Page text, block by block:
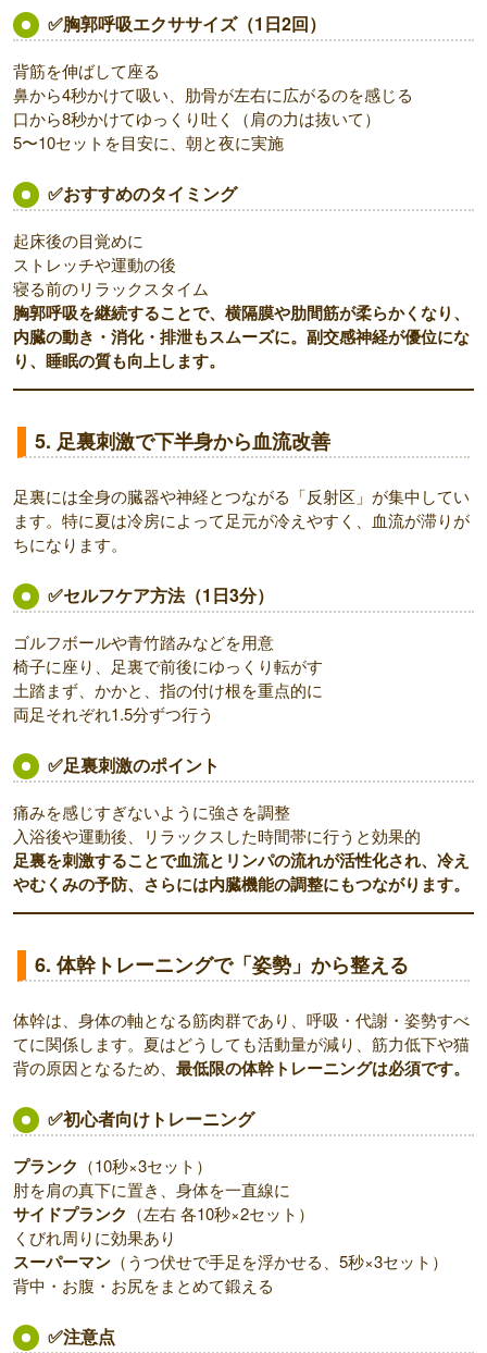
✅胸郭呼吸エクササイズ（1日2回）
背筋を伸ばして座る
鼻から4秒かけて吸い、肋骨が左右に広がるのを感じる
口から8秒かけてゆっくり吐く（肩の力は抜いて）
5〜10セットを目安に、朝と夜に実施
✅おすすめのタイミング
起床後の目覚めに
ストレッチや運動の後
寝る前のリラックスタイム
胸郭呼吸を継続することで、横隔膜や肋間筋が柔らかくなり、
内臓の動き・消化・排泄もスムーズに。副交感神経が優位にな
り、睡眠の質も向上します。
5. 足裏刺激で下半身から血流改善
足裏には全身の臓器や神経とつながる「反射区」が集中してい
ます。特に夏は冷房によって足元が冷えやすく、血流が滞りが
ちになります。
✅セルフケア方法（1日3分）
ゴルフボールや青竹踏みなどを用意
椅子に座り、足裏で前後にゆっくり転がす
土踏まず、かかと、指の付け根を重点的に
両足それぞれ1.5分ずつ行う
✅足裏刺激のポイント
痛みを感じすぎないように強さを調整
入浴後や運動後、リラックスした時間帯に行うと効果的
足裏を刺激することで血流とリンパの流れが活性化され、冷え
やむくみの予防、さらには内臓機能の調整にもつながります。
6. 体幹トレーニングで「姿勢」から整える
体幹は、身体の軸となる筋肉群であり、呼吸・代謝・姿勢すべ
てに関係します。夏はどうしても活動量が減り、筋力低下や猫
背の原因となるため、 最低限の体幹トレーニングは必須です。
✅初心者向けトレーニング
プランク （10秒×3セット）
肘を肩の真下に置き、身体を一直線に
サイドプランク （左右 各10秒×2セット）
くびれ周りに効果あり
スーパーマン （うつ伏せで手足を浮かせる、5秒×3セット）
背中・お腹・お尻をまとめて鍛える
✅注意点